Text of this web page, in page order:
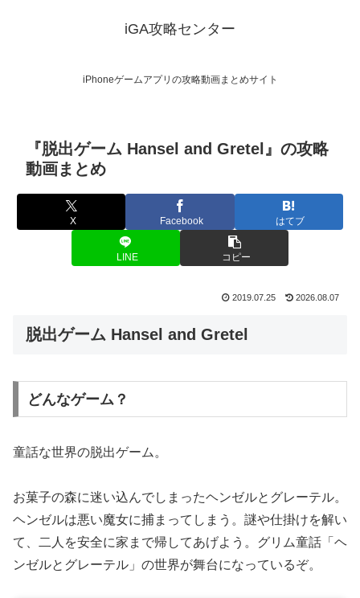
iGA攻略センター
iPhoneゲームアプリの攻略動画まとめサイト
『脱出ゲーム Hansel and Gretel』の攻略
動画まとめ
X Facebook はてブ
LINE コピー
2019.07.25 2026.08.07
脱出ゲーム Hansel and Gretel
どんなゲーム？
童話な世界の脱出ゲーム。
お菓子の森に迷い込んでしまったヘンゼルとグレーテル。
ヘンゼルは悪い魔女に捕まってしまう。謎や仕掛けを解い
て、二人を安全に家まで帰してあげよう。グリム童話「ヘ
ンゼルとグレーテル」の世界が舞台になっているぞ。